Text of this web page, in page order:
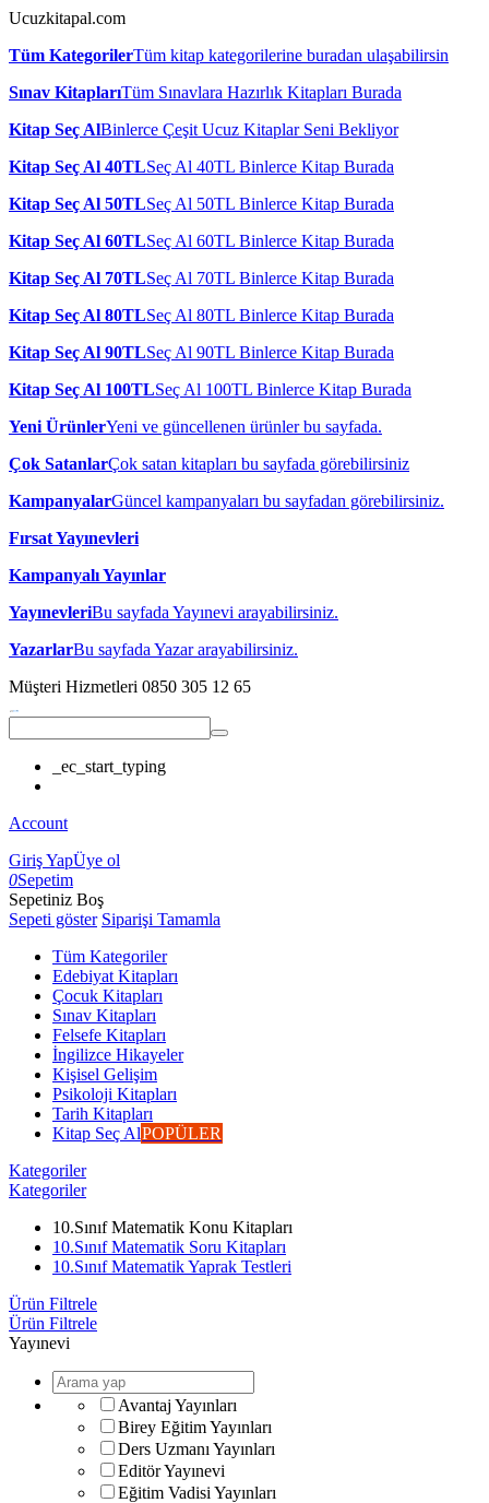
Ucuzkitapal.com
Tüm KategorilerTüm kitap kategorilerine buradan ulaşabilirsin
Sınav KitaplarıTüm Sınavlara Hazırlık Kitapları Burada
Kitap Seç AlBinlerce Çeşit Ucuz Kitaplar Seni Bekliyor
Kitap Seç Al 40TLSeç Al 40TL Binlerce Kitap Burada
Kitap Seç Al 50TLSeç Al 50TL Binlerce Kitap Burada
Kitap Seç Al 60TLSeç Al 60TL Binlerce Kitap Burada
Kitap Seç Al 70TLSeç Al 70TL Binlerce Kitap Burada
Kitap Seç Al 80TLSeç Al 80TL Binlerce Kitap Burada
Kitap Seç Al 90TLSeç Al 90TL Binlerce Kitap Burada
Kitap Seç Al 100TLSeç Al 100TL Binlerce Kitap Burada
Yeni ÜrünlerYeni ve güncellenen ürünler bu sayfada.
Çok SatanlarÇok satan kitapları bu sayfada görebilirsiniz
KampanyalarGüncel kampanyaları bu sayfadan görebilirsiniz.
Fırsat Yayınevleri
Kampanyalı Yayınlar
YayınevleriBu sayfada Yayınevi arayabilirsiniz.
YazarlarBu sayfada Yazar arayabilirsiniz.
Müşteri Hizmetleri 0850 305 12 65
_ec_start_typing
Account
Giriş YapÜye ol
0Sepetim
Sepetiniz Boş
Sepeti göster Siparişi Tamamla
Tüm Kategoriler
Edebiyat Kitapları
Çocuk Kitapları
Sınav Kitapları
Felsefe Kitapları
İngilizce Hikayeler
Kişisel Gelişim
Psikoloji Kitapları
Tarih Kitapları
Kitap Seç AlPOPÜLER
Kategoriler
Kategoriler
10.Sınıf Matematik Konu Kitapları
10.Sınıf Matematik Soru Kitapları
10.Sınıf Matematik Yaprak Testleri
Ürün Filtrele
Ürün Filtrele
Yayınevi
Avantaj Yayınları
Birey Eğitim Yayınları
Ders Uzmanı Yayınları
Editör Yayınevi
Eğitim Vadisi Yayınları